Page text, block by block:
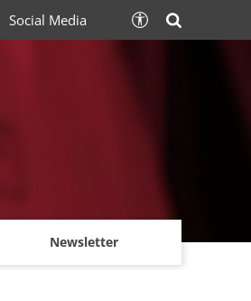
Newsletter
Social Media